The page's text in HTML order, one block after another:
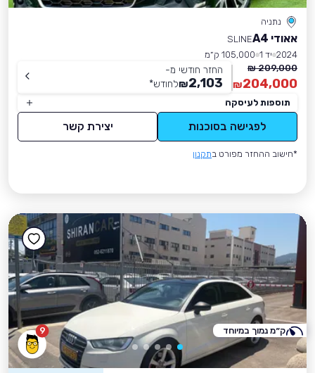
נתניה
אאודי A4
SLINE
2024 יד 1
105,000 ק״מ
209,000 ₪
204,000
₪
החזר חודשי מ-
2,103
₪לחודש*
תוספות לעיסקה
לפגישה בסוכנות יצירת קשר
*חישוב ההחזר מפורט בתקנון
9 ק״מ נמוך במיוחד